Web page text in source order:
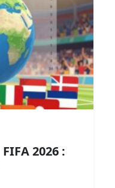
2026 :